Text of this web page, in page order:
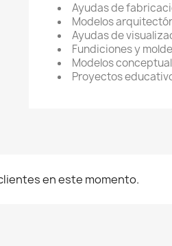
Ayudas de
Modelos
Ayudas de
Fundiciones y
Modelos
Proyectos
en este momento.